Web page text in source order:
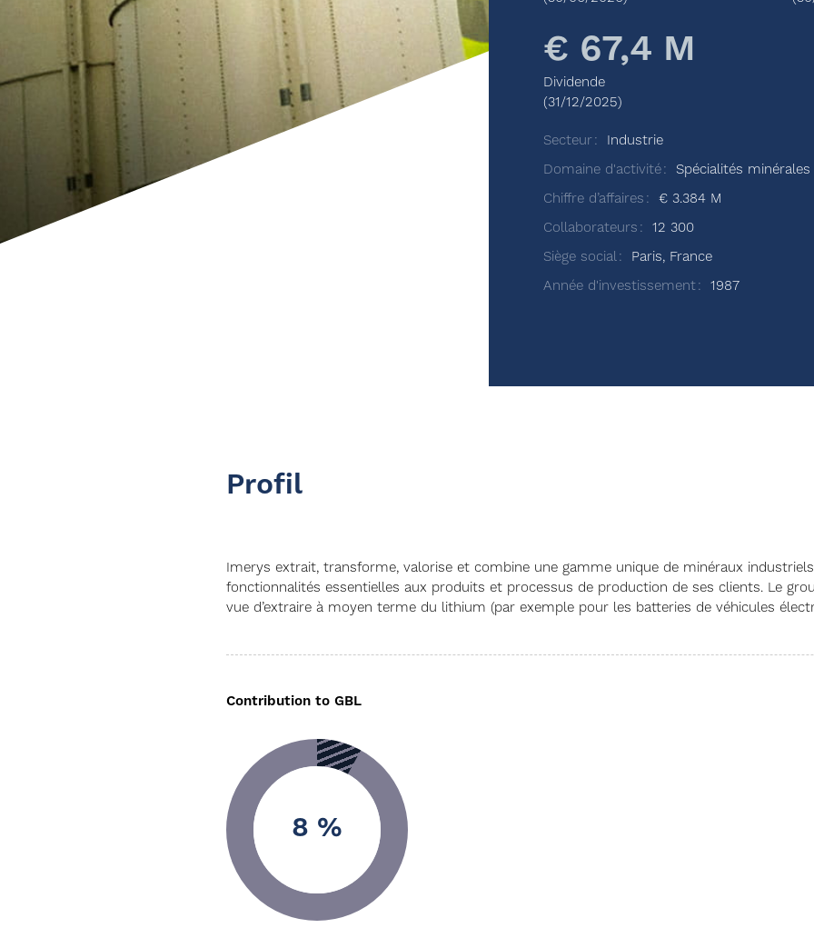
Dividende
(31/12/2025)
€ 67,4 M
Secteur
Industrie
Domaine d'activité
Spécialités minérales
Chiffre d’affaires
€ 3.384 M
Collaborateurs
12 300
Siège social
Paris, France
Année d'investissement
1987
Profil
Imerys extrait, transforme, valorise et combine une gamme unique de minéraux
fonctionnalités essentielles aux produits et processus de production de ses clients. Le
vue d’extraire à moyen terme du lithium (par exemple pour les batteries de véhicules
Contribution to GBL
8 %